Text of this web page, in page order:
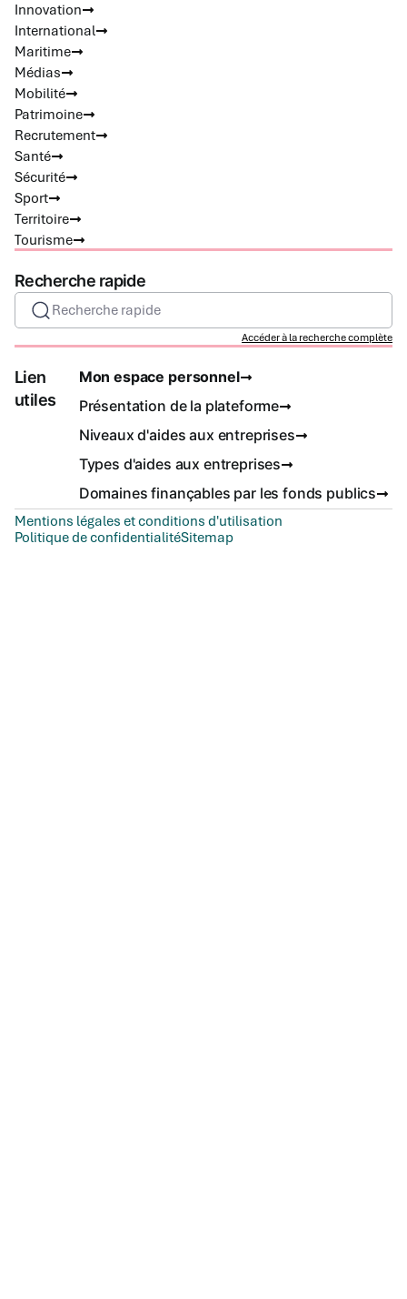
Innovation
International
Maritime
Médias
Mobilité
Patrimoine
Recrutement
Santé
Sécurité
Sport
Territoire
Tourisme
Recherche rapide
Recherche rapide
Accéder à la recherche complète
Lien
utiles
Mon espace personnel
Présentation de la plateforme
Niveaux d'aides aux entreprises
Types d'aides aux entreprises
Domaines finançables par les fonds publics
Mentions légales et conditions d'utilisation
Politique de confidentialitéSitemap